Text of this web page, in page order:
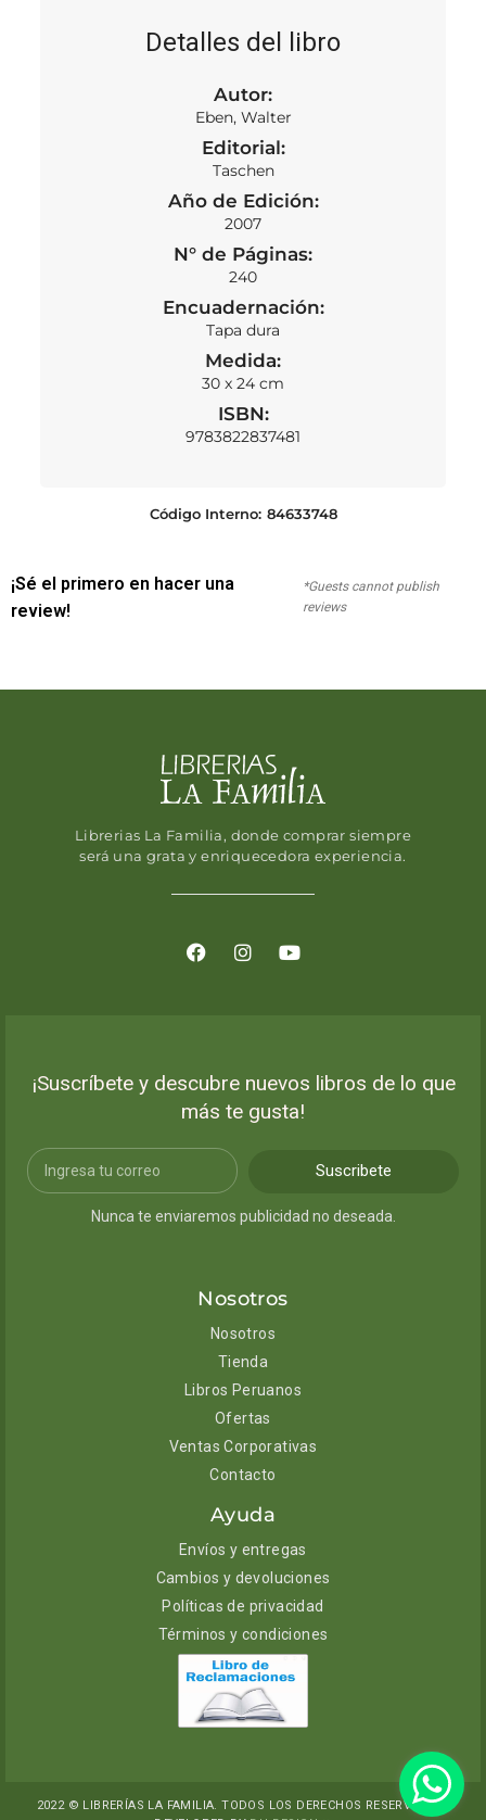
Detalles del libro
Autor:
Eben, Walter
Editorial:
Taschen
Año de Edición:
2007
N° de Páginas:
240
Encuadernación:
Tapa dura
Medida:
30 x 24 cm
ISBN:
9783822837481
Código Interno: 84633748
¡Sé el primero en hacer una
review!
*Guests cannot publish
reviews
Librerias La Familia, donde comprar siempre
será una grata y enriquecedora experiencia.
¡Suscríbete y descubre nuevos libros de lo que
más te gusta!
Suscribete
Nunca te enviaremos publicidad no deseada.
Nosotros
Nosotros
Tienda
Libros Peruanos
Ofertas
Ventas Corporativas
Contacto
Ayuda
Envíos y entregas
Cambios y devoluciones
Políticas de privacidad
Términos y condiciones
2022 © LIBRERÍAS LA FAMILIA. TODOS LOS DERECHOS RESERVADOS.